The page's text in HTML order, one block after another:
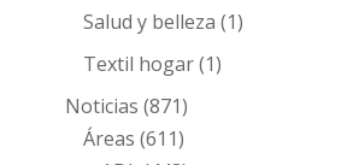
Salud y belleza (1)
Textil hogar(1)
Noticias (871)
Áreas (611)